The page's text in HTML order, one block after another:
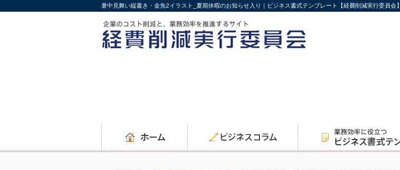
暑中見舞い縦書き・金魚2イラスト_夏期休暇のお知らせ入り｜ビジネス書式テンプレート【経費削減実行委員会】